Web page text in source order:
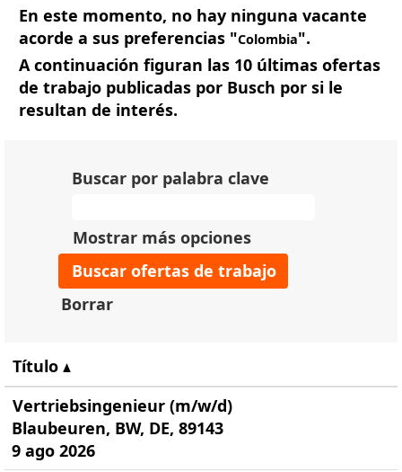
En este momento, no hay ninguna vacante
acorde a sus preferencias "Colombia".
A continuación figuran las 10 últimas ofertas
de trabajo publicadas por Busch por si le
resultan de interés.
Buscar por palabra clave
Mostrar más opciones
Borrar
Título
Vertriebsingenieur (m/w/d)
Blaubeuren, BW, DE, 89143
9 ago 2026